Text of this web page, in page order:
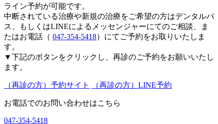
ライン予約が可能です。
中断されている治療や新規の治療をご希望の方はデンタルパ
ス、もしくはLINEによるメッセンジャーにてのご相談、ま
たはお電話（ 047-354-5418）にてご予約をお取りいたしま
す。
▼下記のボタンをクリックし、再診のご予約をお願いいたし
ます。
（再診の方）予約サイト （再診の方）LINE予約
お電話でのお問い合わせはこちら
047-354-5418